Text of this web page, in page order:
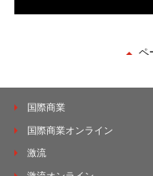
ペ
国際商業
国際商業オンライン
激流